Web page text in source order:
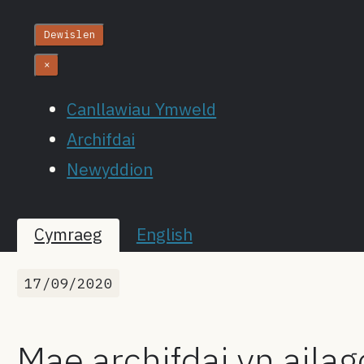
Dewislen
×
Canllawiau Ymweld
Archifdai
Newyddion
Cymraeg English
17/09/2020